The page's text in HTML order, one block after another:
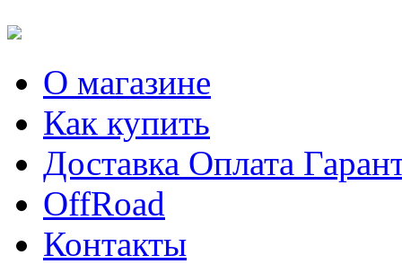
О магазине
Как купить
Доставка Оплата
OffRoad
Контакты